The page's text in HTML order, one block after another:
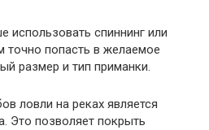
использовать спиннинг или
точно попасть в желаемое
размер и тип приманки.
ловли на реках является
Это позволяет покрыть